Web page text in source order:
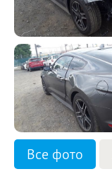
Все фото